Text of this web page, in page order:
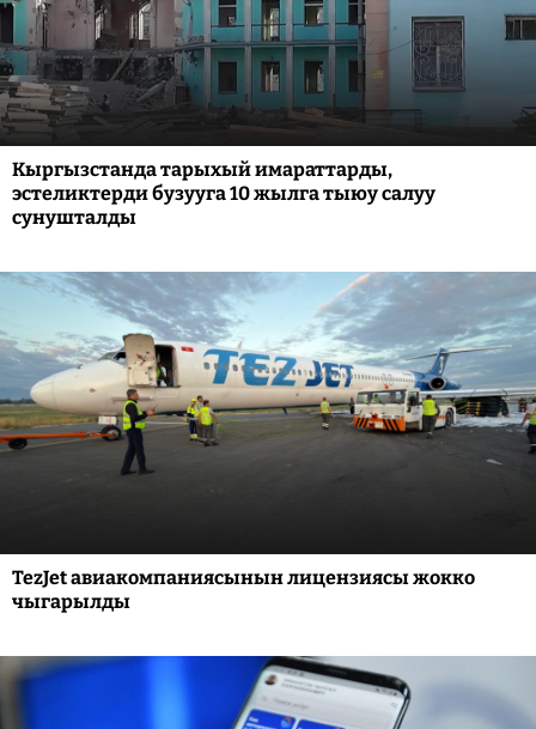
Кыргызстанда тарыхый имараттарды,
эстеликтерди бузууга 10 жылга тыюу салуу
сунушталды
TezJet авиакомпаниясынын лицензиясы жокко
чыгарылды